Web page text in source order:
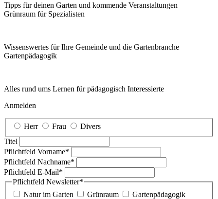
Tipps für deinen Garten und kommende Veranstaltungen
Grünraum für Spezialisten
Wissenswertes für Ihre Gemeinde und die Gartenbranche
Garten­pädagogik
Alles rund ums Lernen für pädagogisch Interessierte
Anmelden
Herr Frau
Divers
Titel
Pflichtfeld Vorname*
Pflichtfeld Nachname*
Pflichtfeld E-Mail*
Pflichtfeld Newsletter*
Natur im Garten
Grünraum
Gartenpädagogik